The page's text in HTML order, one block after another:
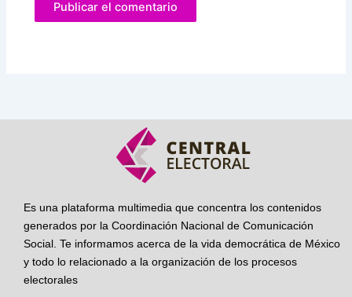
Es una plataforma multimedia que concentra los contenidos
generados por la Coordinación Nacional de Comunicación
Social. Te informamos acerca de la vida democrática de México
y todo lo relacionado a la organización de los procesos
electorales